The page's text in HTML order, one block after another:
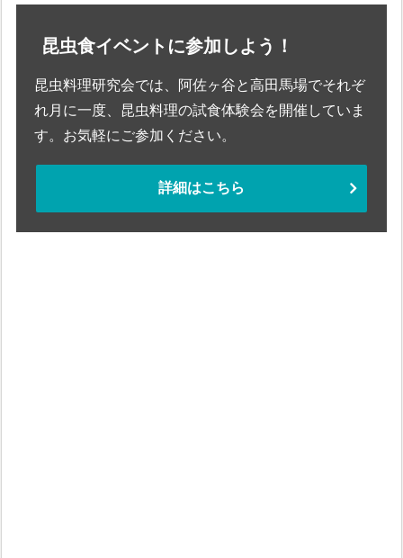
昆虫食イベントに参加しよう！
昆虫料理研究会では、阿佐ヶ谷と高田馬場でそれぞ
れ月に一度、昆虫料理の試食体験会を開催していま
す。お気軽にご参加ください。
詳細はこちら